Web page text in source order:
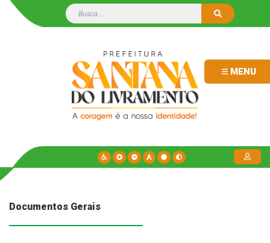
MENU
Documentos Gerais